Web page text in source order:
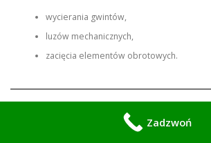
wycierania gwintów,
luzów mechanicznych,
zacięcia elementów obrotowych.
4. Problemy z dopływem powietrza
Zadzwoń